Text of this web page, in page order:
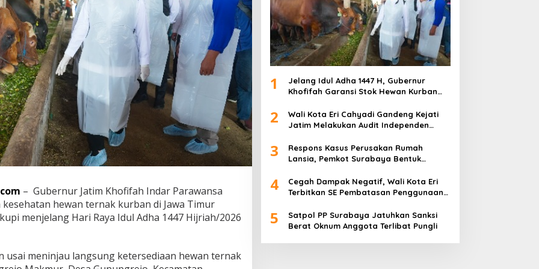
– Gubernur Jatim Khofifah Indar Parawansa
hewan ternak kurban di Jawa Timur
menjelang Hari Raya Idul Adha 1447 Hijriah/2026
usai meninjau langsung ketersediaan hewan ternak
1
Jelang Idul Adha 1447 H, Gubernur
Khofifah Garansi Stok Hewan Kurban
2
Wali Kota Eri Cahyadi Gandeng Kejati
Jatim Melakukan Audit Independen
3
Respons Kasus Perusakan Rumah
Lansia, Pemkot Surabaya Bentuk
4
Cegah Dampak Negatif, Wali Kota Eri
Terbitkan SE Pembatasan Penggunaan
5
Satpol PP Surabaya Jatuhkan Sanksi
Berat Oknum Anggota Terlibat Pungli